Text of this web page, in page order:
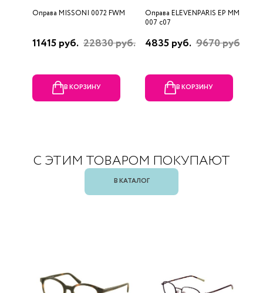
Оправа MISSONI 0072 FWM
11415 руб. 22830 руб.
В КОРЗИНУ
Оправа ELEVENPARIS EP MM
007 c07
4835 руб. 9670 руб.
В КОРЗИНУ
С ЭТИМ ТОВАРОМ ПОКУПАЮТ
В КАТАЛОГ